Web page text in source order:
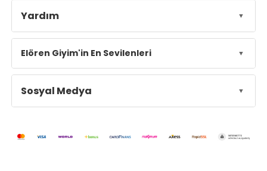
Yardım
Elören Giyim'in En Sevilenleri
Sosyal Medya